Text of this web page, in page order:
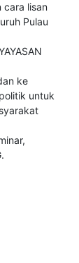
cara lisan
Pulau
ke
untuk